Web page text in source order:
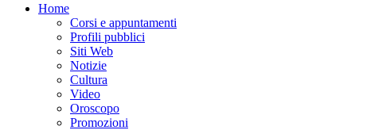
Home
Corsi e appuntamenti
Profili pubblici
Siti Web
Notizie
Cultura
Video
Oroscopo
Promozioni